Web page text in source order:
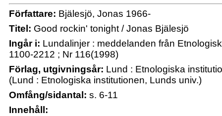
Författare: Bjälesjö, Jonas 1966-
Titel: Good rockin' tonight / Jonas Bjälesjö
Ingår i: Lundalinjer : meddelanden från
1100-2212 ; Nr 116(1998)
Förlag, utgivningsår: Lund : Etnologiska
(Lund : Etnologiska institutionen, Lunds univ.)
Omfång/sidantal: s. 6-11
Innehåll: